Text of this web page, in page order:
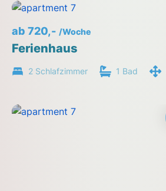
ab 720,- /Woche
Ferienhaus
2 Schlafzimmer 1 Bad